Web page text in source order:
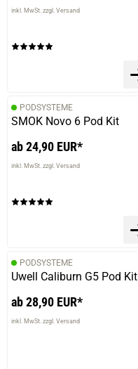
inkl. MwSt. zzgl. Versand
PODSYSTEME
SMOK Novo 6 Pod Kit
ab 24,90 EUR*
inkl. MwSt. zzgl. Versand
PODSYSTEME
Uwell Caliburn G5 Pod Kit
ab 28,90 EUR*
inkl. MwSt. zzgl. Versand